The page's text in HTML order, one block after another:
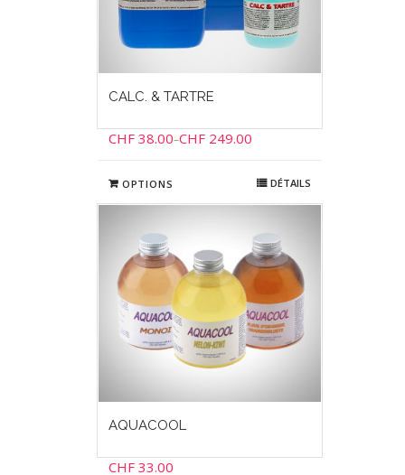
CALC. & TARTRE
CHF38.00–CHF249.00
OPTIONS DÉTAILS
AQUACOOL
CHF33.00